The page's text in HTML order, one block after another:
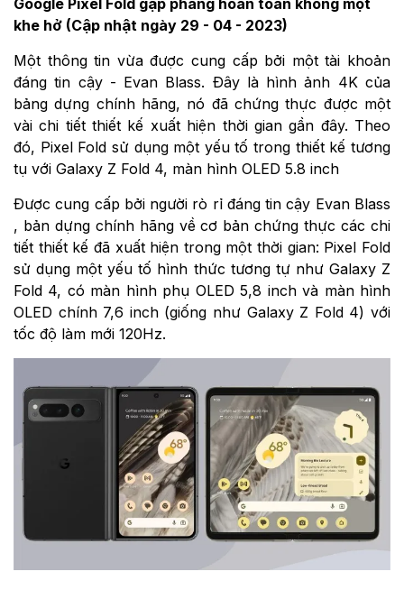
Google Pixel Fold gập phẳng hoàn toàn không một
khe hở (Cập nhật ngày 29 - 04 - 2023)
Một thông tin vừa được cung cấp bởi một tài khoản
đáng tin cậy - Evan Blass. Đây là hình ảnh 4K của
bảng dựng chính hãng, nó đã chứng thực được một
vài chi tiết thiết kế xuất hiện thời gian gần đây. Theo
đó, Pixel Fold sử dụng một yếu tố trong thiết kế tương
tụ với Galaxy Z Fold 4, màn hình OLED 5.8 inch
Được cung cấp bởi người rò rỉ đáng tin cậy Evan Blass
, bản dựng chính hãng về cơ bản chứng thực các chi
tiết thiết kế đã xuất hiện trong một thời gian: Pixel Fold
sử dụng một yếu tố hình thức tương tự như Galaxy Z
Fold 4, có màn hình phụ OLED 5,8 inch và màn hình
OLED chính 7,6 inch (giống như Galaxy Z Fold 4) với
tốc độ làm mới 120Hz.